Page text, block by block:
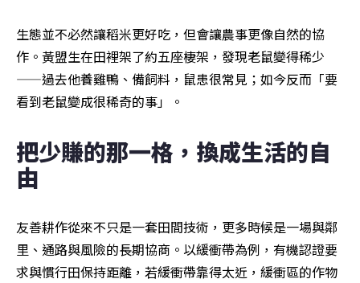
生態並不必然讓稻米更好吃，但會讓農事更像自然的協
作。黃盟生在田裡架了約五座棲架，發現老鼠變得稀少
——過去他養雞鴨、備飼料，鼠患很常見；如今反而「要
看到老鼠變成很稀奇的事」。
把少賺的那一格，換成生活的自
由
友善耕作從來不只是一套田間技術，更多時候是一場與鄰
里、通路與風險的長期協商。以緩衝帶為例，有機認證要
求與慣行田保持距離，若緩衝帶靠得太近，緩衝區的作物